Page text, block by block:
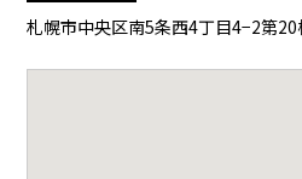
札幌市中央区南5条西4丁目4−2第